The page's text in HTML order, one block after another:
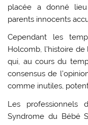
placée a donné
parents innocents
Cependant les
Holcomb, l’histoire
qui, au cours du
consensus de
comme inutiles,
Les professionnels
Syndrome du Bébé